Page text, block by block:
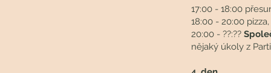
17:00 - 18:00
18:00 - 20:00
20:00 - ??:??
nějaký úkoly z